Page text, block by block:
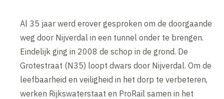
Al 35 jaar werd erover gesproken om de doorgaande
weg door Nijverdal in een tunnel onder te brengen.
Eindelijk ging in 2008 de schop in de grond. De
Grotestraat (N35) loopt dwars door Nijverdal. Om de
leefbaarheid en veiligheid in het dorp te verbeteren,
werken Rijkswaterstaat en ProRail samen in het